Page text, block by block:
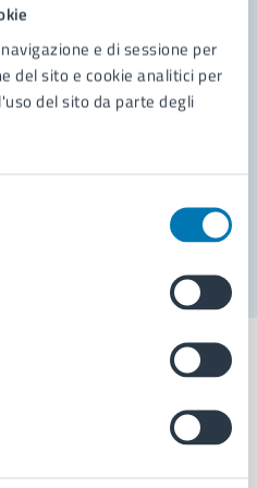
e di sessione per
del sito e cookie analitici per
del sito da parte degli